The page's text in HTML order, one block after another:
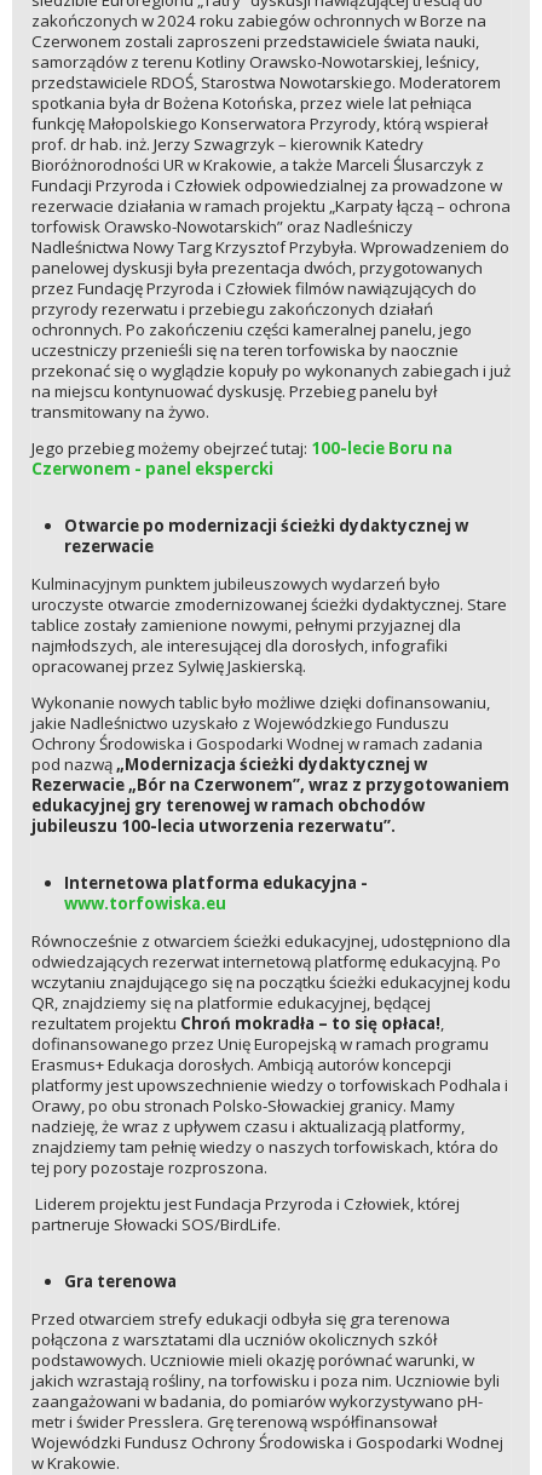
zakończonych w 2024 roku zabiegów ochronnych w Borze na
Czerwonem zostali zaproszeni przedstawiciele świata nauki,
samorządów z terenu Kotliny Orawsko-Nowotarskiej, leśnicy,
przedstawiciele RDOŚ, Starostwa Nowotarskiego. Moderatorem
spotkania była dr Bożena Kotońska, przez wiele lat pełniąca
funkcję Małopolskiego Konserwatora Przyrody, którą wspierał
prof. dr hab. inż. Jerzy Szwagrzyk – kierownik Katedry
Bioróżnorodności UR w Krakowie, a także Marceli Ślusarczyk z
Fundacji Przyroda i Człowiek odpowiedzialnej za prowadzone w
rezerwacie działania w ramach projektu „Karpaty łączą – ochrona
torfowisk Orawsko-Nowotarskich” oraz Nadleśniczy
Nadleśnictwa Nowy Targ Krzysztof Przybyła. Wprowadzeniem do
panelowej dyskusji była prezentacja dwóch, przygotowanych
przez Fundację Przyroda i Człowiek filmów nawiązujących do
przyrody rezerwatu i przebiegu zakończonych działań
ochronnych. Po zakończeniu części kameralnej panelu, jego
uczestniczy przenieśli się na teren torfowiska by naocznie
przekonać się o wyglądzie kopuły po wykonanych zabiegach i już
na miejscu kontynuować dyskusję. Przebieg panelu był
transmitowany na żywo.
Jego przebieg możemy obejrzeć tutaj: 100-lecie Boru na
Czerwonem - panel ekspercki
Otwarcie po modernizacji ścieżki dydaktycznej w
rezerwacie
Kulminacyjnym punktem jubileuszowych wydarzeń było
uroczyste otwarcie zmodernizowanej ścieżki dydaktycznej. Stare
tablice zostały zamienione nowymi, pełnymi przyjaznej dla
najmłodszych, ale interesującej dla dorosłych, infografiki
opracowanej przez Sylwię Jaskierską.
Wykonanie nowych tablic było możliwe dzięki dofinansowaniu,
jakie Nadleśnictwo uzyskało z Wojewódzkiego Funduszu
Ochrony Środowiska i Gospodarki Wodnej w ramach zadania
pod nazwą„Modernizacja ścieżki dydaktycznej w
Rezerwacie „Bór na Czerwonem”, wraz z przygotowaniem
edukacyjnej gry terenowej w ramach obchodów
jubileuszu 100-lecia utworzenia rezerwatu”.
Internetowa platforma edukacyjna -
www.torfowiska.eu
Równocześnie z otwarciem ścieżki edukacyjnej, udostępniono dla
odwiedzających rezerwat internetową platformę edukacyjną. Po
wczytaniu znajdującego się na początku ścieżki edukacyjnej kodu
QR, znajdziemy się na platformie edukacyjnej, będącej
rezultatem projektu Chroń mokradła – to się opłaca!,
dofinansowanego przez Unię Europejską w ramach programu
Erasmus+ Edukacja dorosłych. Ambicją autorów koncepcji
platformy jest upowszechnienie wiedzy o torfowiskach Podhala i
Orawy, po obu stronach Polsko-Słowackiej granicy. Mamy
nadzieję, że wraz z upływem czasu i aktualizacją platformy,
znajdziemy tam pełnię wiedzy o naszych torfowiskach, która do
tej pory pozostaje rozproszona.
Liderem projektu jest Fundacja Przyroda i Człowiek, której
partneruje Słowacki SOS/BirdLife.
Gra terenowa
Przed otwarciem strefy edukacji odbyła się gra terenowa
połączona z warsztatami dla uczniów okolicznych szkół
podstawowych. Uczniowie mieli okazję porównać warunki, w
jakich wzrastają rośliny, na torfowisku i poza nim. Uczniowie byli
zaangażowani w badania, do pomiarów wykorzystywano pH-
metr i świder Presslera. Grę terenową współfinansował
Wojewódzki Fundusz Ochrony Środowiska i Gospodarki Wodnej
w Krakowie.